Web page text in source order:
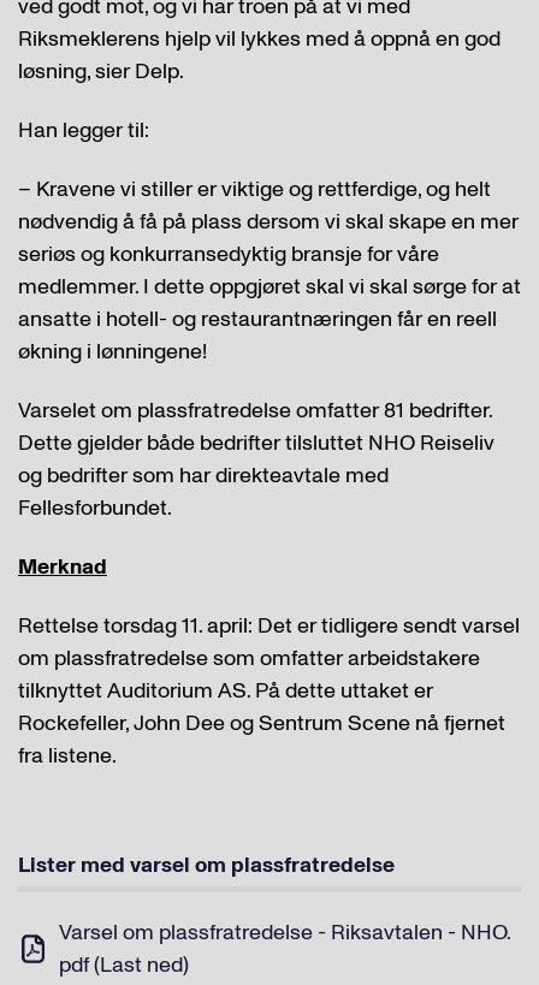
ved godt mot, og vi har troen på at vi med
Riksmeklerens hjelp vil lykkes med å oppnå en god
løsning, sier Delp.
Han legger til:
– Kravene vi stiller er viktige og rettferdige, og helt
nødvendig å få på plass dersom vi skal skape en mer
seriøs og konkurransedyktig bransje for våre
medlemmer. I dette oppgjøret skal vi skal sørge for at
ansatte i hotell- og restaurantnæringen får en reell
økning i lønningene!
Varselet om plassfratredelse omfatter 81 bedrifter.
Dette gjelder både bedrifter tilsluttet NHO Reiseliv
og bedrifter som har direkteavtale med
Fellesforbundet.
Merknad
Rettelse torsdag 11. april: Det er tidligere sendt varsel
om plassfratredelse som omfatter arbeidstakere
tilknyttet Auditorium AS. På dette uttaket er
Rockefeller, John Dee og Sentrum Scene nå fjernet
fra listene.
Lister med varsel om plassfratredelse
Varsel om plassfratredelse - Riksavtalen - NHO.
pdf (Last ned)